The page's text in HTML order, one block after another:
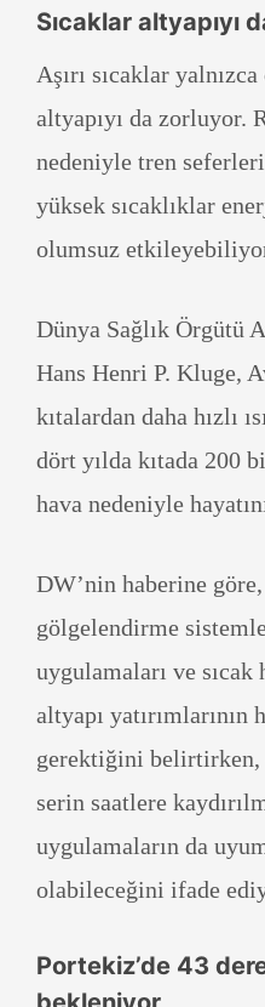
Sıcaklar altyapıyı
Aşırı sıcaklar
altyapıyı da zorluyor.
nedeniyle tren
yüksek sıcaklıklar
olumsuz
Dünya Sağlık Örgütü
Hans Henri P. Kluge,
kıtalardan daha hızlı
dört yılda kıtada 200
hava nedeniyle
DW’nin haberine
gölgelendirme
uygulamaları ve sıcak
altyapı yatırımlarının
gerektiğini belirtirken,
serin saatlere
uygulamaların da
olabileceğini ifade
Portekiz’de 43